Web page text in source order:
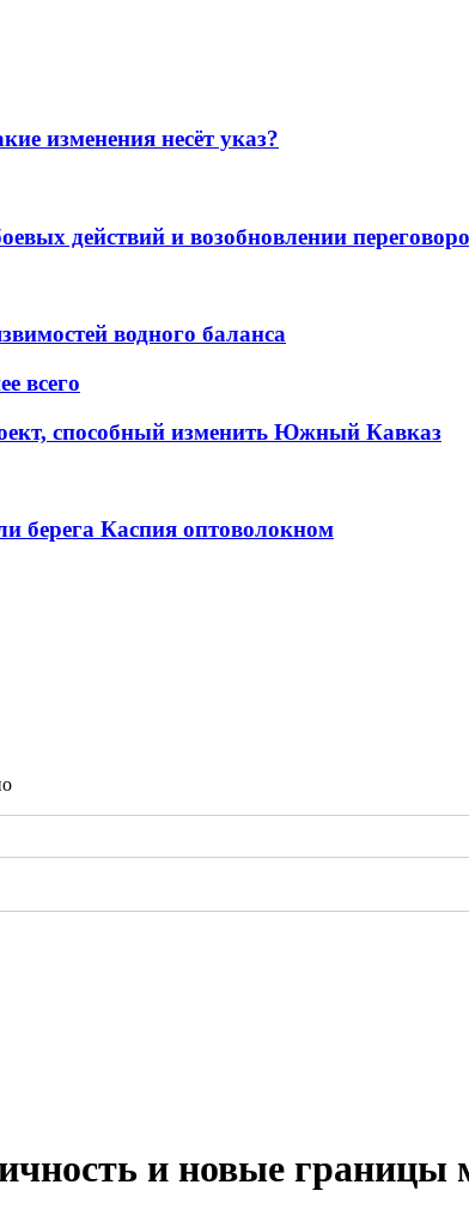
изменения несёт указ?
действий и возобновлении
водного баланса
всего
способный изменить Южный Кавказ
берега Каспия оптоволокном
и новые границы